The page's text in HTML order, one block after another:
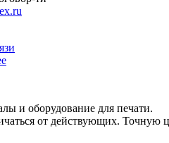
и оборудование для печати.
от действующих. Точную